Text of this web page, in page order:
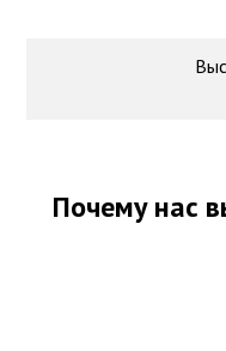
Почему нас